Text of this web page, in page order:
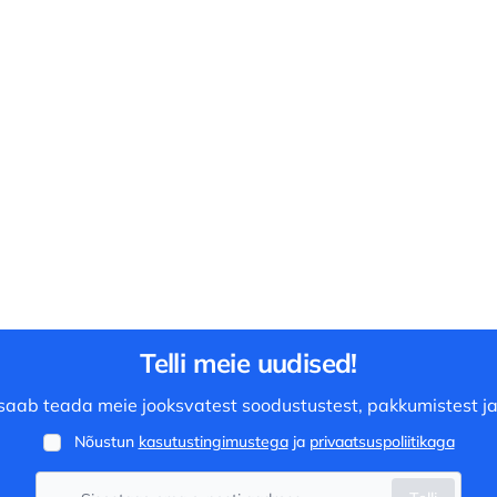
Telli meie uudised!
teada meie jooksvatest soodustustest, pakkumistest
Nõustun kasutustingimustegaja privaatsuspoliitikaga